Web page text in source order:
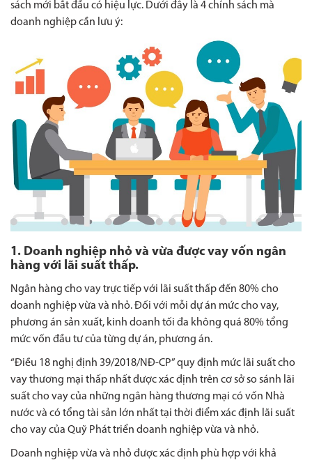
sách mới bắt đầu có hiệu lực. Dưới đây là 4 chính sách mà
doanh nghiệp cần lưu ý:
1. Doanh nghiệp nhỏ và vừa được vay vốn ngân
hàng với lãi suất thấp.
Ngân hàng cho vay trực tiếp với lãi suất thấp đến 80% cho
doanh nghiệp vừa và nhỏ. Đối với mỗi dự án mức cho vay,
phương án sản xuất, kinh doanh tối đa không quá 80% tổng
mức vốn đầu tư của từng dự án, phương án.
“Điều 18 nghị định 39/2018/NĐ-CP” quy định mức lãi suất cho
vay thương mại thấp nhất được xác định trên cơ sở so sánh lãi
suất cho vay của những ngân hàng thương mại có vốn Nhà
nước và có tổng tài sản lớn nhất tại thời điểm xác định lãi suất
cho vay của Quỹ Phát triển doanh nghiệp vừa và nhỏ.
Doanh nghiệp vừa và nhỏ được xác định phù hợp với khả